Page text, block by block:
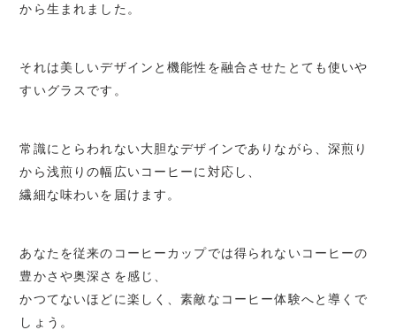
から生まれました。
それは美しいデザインと機能性を融合させたとても使いや
すいグラスです。
常識にとらわれない大胆なデザインでありながら、深煎り
から浅煎りの幅広いコーヒーに対応し、
繊細な味わいを届けます。
あなたを従来のコーヒーカップでは得られないコーヒーの
豊かさや奥深さを感じ、
かつてないほどに楽しく、素敵なコーヒー体験へと導くで
しょう。